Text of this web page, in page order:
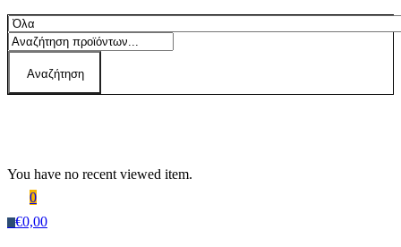
Αναζήτηση
You have no recent viewed item.
0
€0,00